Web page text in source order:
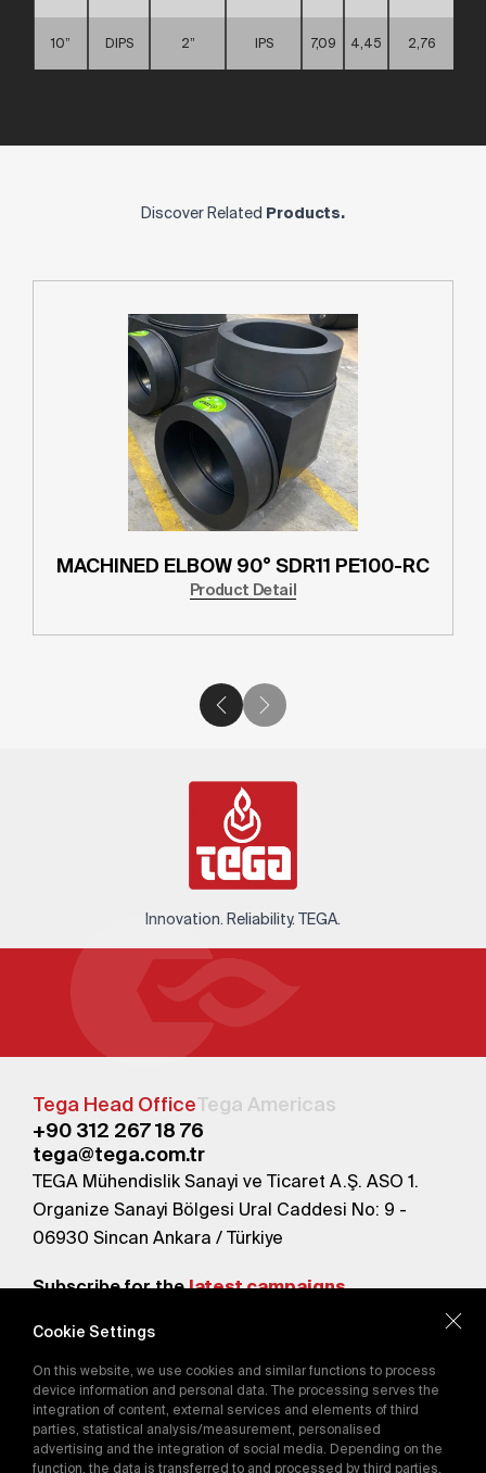
10” DIPS 2” IPS 7,09 4,45 2,76
Discover Related Products.
TEE SDR11
ELECTROFUSION
Innovation. Reliability. TEGA.
Tega Head OfficeTega Americas
+90 312 267 18 76
tega@tega.com.tr
TEGA Mühendislik Sanayi ve Ticaret A.Ş. ASO 1.
Organize Sanayi Bölgesi Ural Caddesi No: 9 -
06930 Sincan Ankara / Türkiye
Subscribe for thelatest campaigns.
By subscribing, you agree to our
Privacy Policy
Cookie Settings
On this website, we use cookies and similar functions to process
device information and personal data. The processing serves the
integration of content, external services and elements of third
parties, statistical analysis/measurement, personalised
advertising and the integration of social media. Depending on the
function, the data is transferred to and processed by third parties.